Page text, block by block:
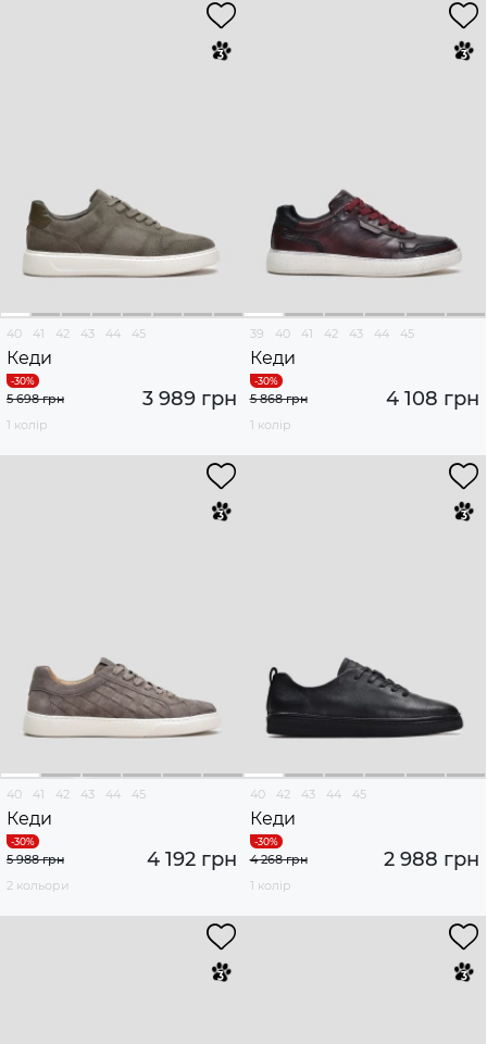
40 41 42 43 44 45
Кеди
3 989 грн
5 698 грн
1 колір
39 40 41 42 43 44 45
Кеди
4 108 грн
5 868 грн
1 колір
40 41 42 43 44 45
Кеди
4 192 грн
5 988 грн
2 кольори
40 42 43 44 45
Кеди
2 988 грн
4 268 грн
1 колір